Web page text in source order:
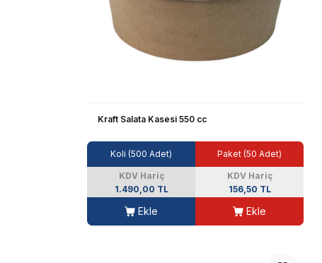
Kraft Salata Kasesi 550 cc
Koli (500 Adet)
KDV Hariç
1.490,00 TL
Ekle
Paket (50 Adet)
KDV Hariç
156,50 TL
Ekle